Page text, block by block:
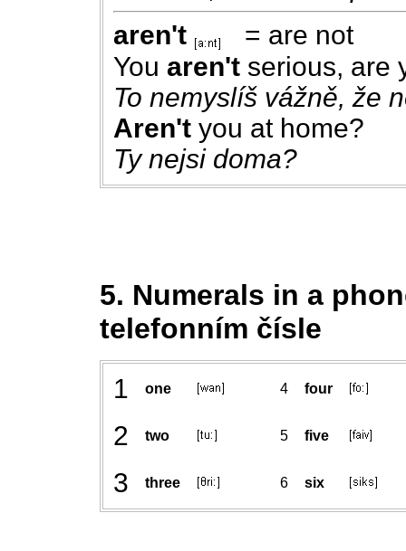
aren't
= are not
You aren't serious, are
To nemyslíš vážně, že
Aren't you at home?
Ty nejsi doma?
5. Numerals in a
telefonním čísle
1 one 4 four
2 two 5 five
3 three 6 six